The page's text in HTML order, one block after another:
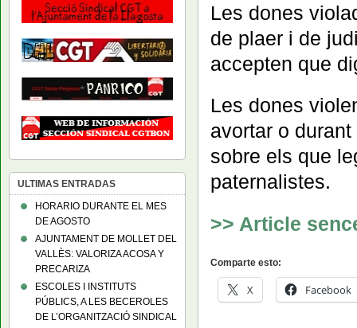
Les dones
de plaer i de
accepten que
Les dones
avortar o
sobre els que
paternalistes.
>> Article
Comparte esto:
X Facebook
ULTIMAS ENTRADAS
HORARIO DURANTE EL MES
DE AGOSTO
AJUNTAMENT DE MOLLET DEL
VALLÈS: VALORIZA ACOSA Y
PRECARIZA
ESCOLES I INSTITUTS
PÚBLICS, A LES BECEROLES
DE L’ORGANITZACIÓ SINDICAL